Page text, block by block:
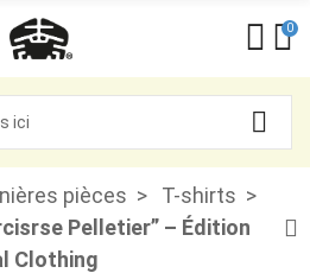
0
pièces
T-shirts
Pelletier” – Édition
Clothing